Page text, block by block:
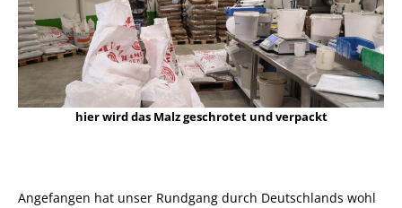
hier wird das Malz geschrotet und verpackt
Angefangen hat unser Rundgang durch Deutschlands wohl